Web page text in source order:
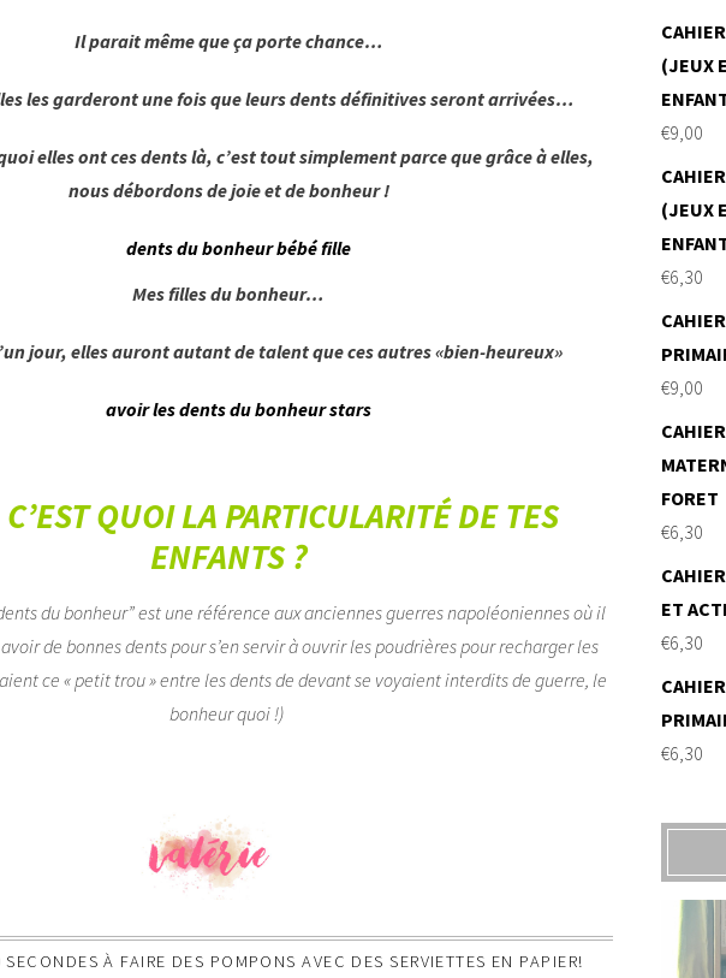
Il parait même que ça porte chance…
les garderont une fois que leurs dents définitives seront arrivées…
elles ont ces dents là, c’est tout simplement parce que grâce à elles,
nous débordons de joie et de bonheur !
Mes filles du bonheur…
jour, elles auront autant de talent que ces autres «bien-heureux»
QUOI LA PARTICULARITÉ DE TES
ENFANTS ?
du bonheur” est une référence aux anciennes guerres napoléoniennes où il
de bonnes dents pour s’en servir à ouvrir les poudrières pour recharger les
ce « petit trou » entre les dents de devant se voyaient interdits de guerre, le
bonheur quoi !)
À FAIRE DES POMPONS AVEC DES SERVIETTES EN PAPIER!
(JEUX
€9,00
(JEUX
€6,30
€9,00
FORET
€6,30
ET
€6,30
€6,30